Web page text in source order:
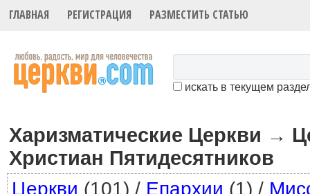
ГЛАВНАЯ РЕГИСТРАЦИЯ РАЗМЕСТИТЬ СТАТЬЮ
искать в текущем
Харизматические Церкви →
Христиан Пятидесятников
Церкви (101) / Епархии (1) /